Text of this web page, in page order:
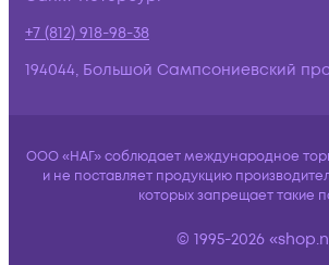
+7 (812) 918-98-38
194044, Большой Сампсониевский
ООО «НАГ» соблюдает международное
и не поставляет продукцию
которых запрещает такие
© 1995-2026